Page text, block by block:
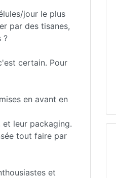
jour le plus
par des tisanes,
?
certain. Pour
en avant en
leur packaging.
tout faire par
et